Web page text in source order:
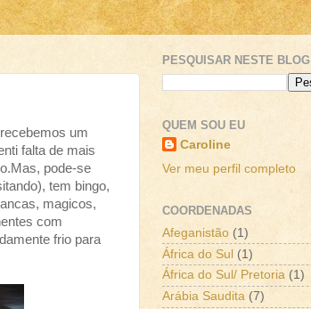
um
falta de mais
pode-se
tem bingo,
magicos,
com
frio para
PESQUISAR NESTE BLOG
QUEM SOU EU
Caroline
Ver meu perfil completo
COORDENADAS
Afeganistão (1)
África do Sul (1)
África do Sul/ Pretoria (1)
Arábia Saudita (7)